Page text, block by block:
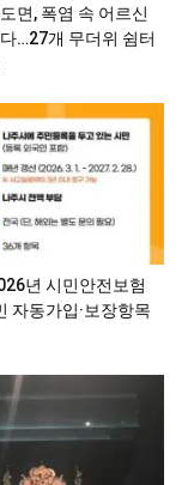
면, 폭염 속 어르신
…27개 무더위 쉼터
년 시민안전보험
자동가입·보장항목